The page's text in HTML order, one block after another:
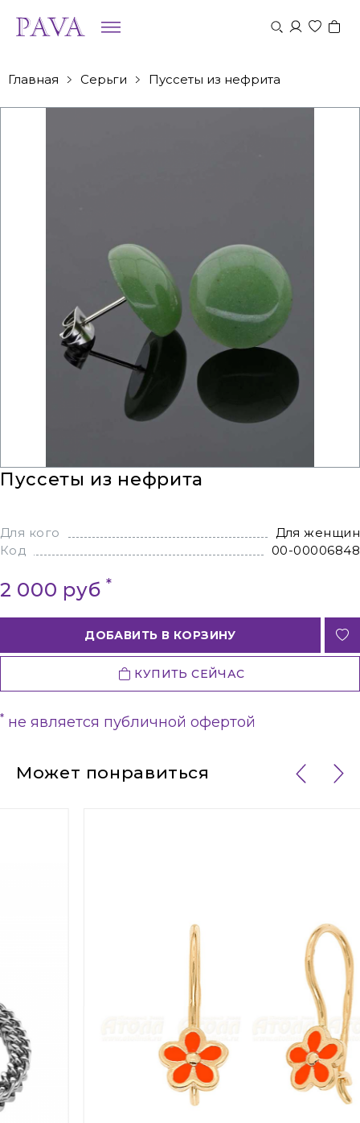
Главная Серьги Пуссеты из нефрита
Пуссеты из нефрита
Для кого
Для женщин
Код
00-00006848
2 000 руб*
ДОБАВИТЬ В КОРЗИНУ
КУПИТЬ СЕЙЧАС
* не является публичной офертой
Может понравиться